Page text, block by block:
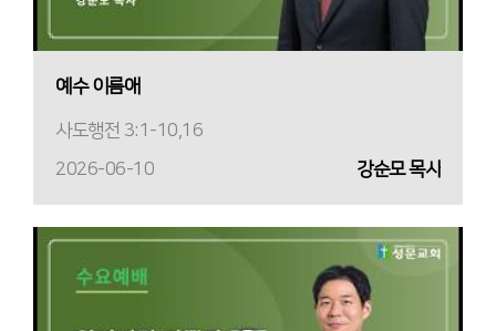
예수 이름애
사도행전 3:1-10,16
2026-06-10
강순모 목사